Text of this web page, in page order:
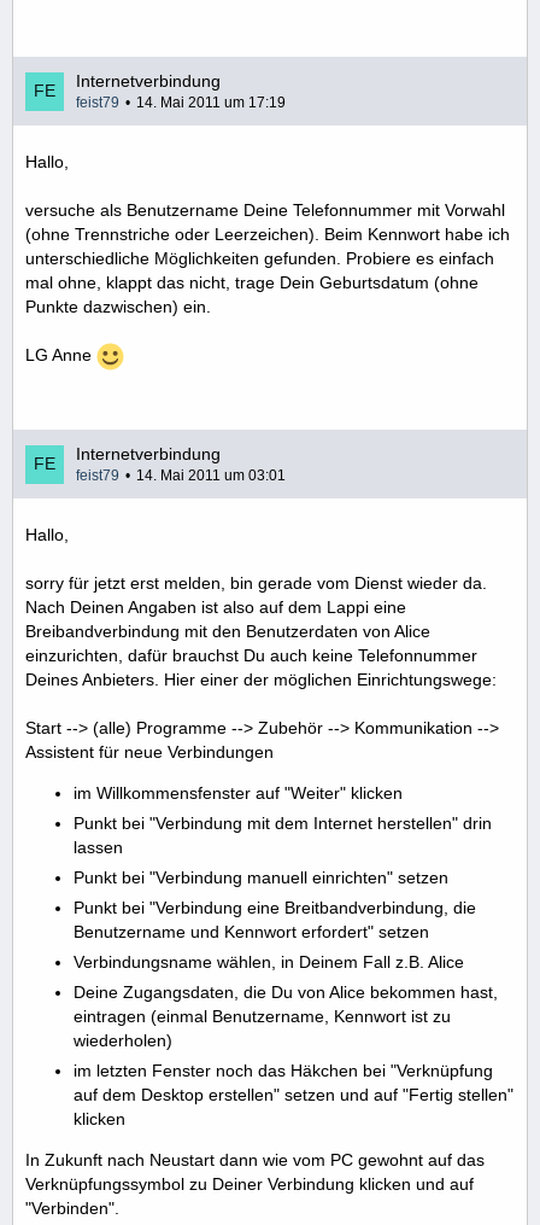
Internetverbindung
feist79 14. Mai 2011 um 17:19
Hallo,
versuche als Benutzername Deine Telefonnummer mit Vorwahl
(ohne Trennstriche oder Leerzeichen). Beim Kennwort habe ich
unterschiedliche Möglichkeiten gefunden. Probiere es einfach
mal ohne, klappt das nicht, trage Dein Geburtsdatum (ohne
Punkte dazwischen) ein.
LG Anne
Internetverbindung
feist79 14. Mai 2011 um 03:01
Hallo,
sorry für jetzt erst melden, bin gerade vom Dienst wieder da.
Nach Deinen Angaben ist also auf dem Lappi eine
Breibandverbindung mit den Benutzerdaten von Alice
einzurichten, dafür brauchst Du auch keine Telefonnummer
Deines Anbieters. Hier einer der möglichen Einrichtungswege:
Start --> (alle) Programme --> Zubehör --> Kommunikation -->
Assistent für neue Verbindungen
im Willkommensfenster auf "Weiter" klicken
Punkt bei "Verbindung mit dem Internet herstellen" drin
lassen
Punkt bei "Verbindung manuell einrichten" setzen
Punkt bei "Verbindung eine Breitbandverbindung, die
Benutzername und Kennwort erfordert" setzen
Verbindungsname wählen, in Deinem Fall z.B. Alice
Deine Zugangsdaten, die Du von Alice bekommen hast,
eintragen (einmal Benutzername, Kennwort ist zu
wiederholen)
im letzten Fenster noch das Häkchen bei "Verknüpfung
auf dem Desktop erstellen" setzen und auf "Fertig stellen"
klicken
In Zukunft nach Neustart dann wie vom PC gewohnt auf das
Verknüpfungssymbol zu Deiner Verbindung klicken und auf
"Verbinden".